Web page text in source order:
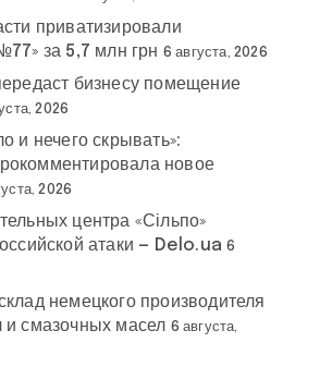
приватизировали
за 5,7 млн грн 6 августа, 2026
бизнесу помещение
2026
и нечего скрывать»:
новое
2026
центра «Сільпо»
атаки — Delo.ua 6
немецкого производителя
смазочных масел 6 августа,